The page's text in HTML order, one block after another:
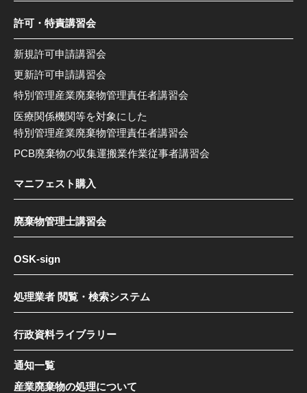
許可・特責講習会
新規許可申請講習会
更新許可申請講習会
特別管理産業廃棄物管理責任者講習会
医療関係機関等を対象にした
特別管理産業廃棄物管理責任者講習会
PCB廃棄物の収集運搬業作業従事者講習会
マニフェスト購入
廃棄物管理士講習会
OSK-sign
処理業者 閲覧・検索システム
行政資料ライブラリー
通知一覧
産業廃棄物の処理について